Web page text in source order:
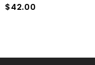
Precio
$42.00